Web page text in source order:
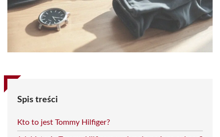
Spis treści
Kto to jest Tommy Hilfiger?